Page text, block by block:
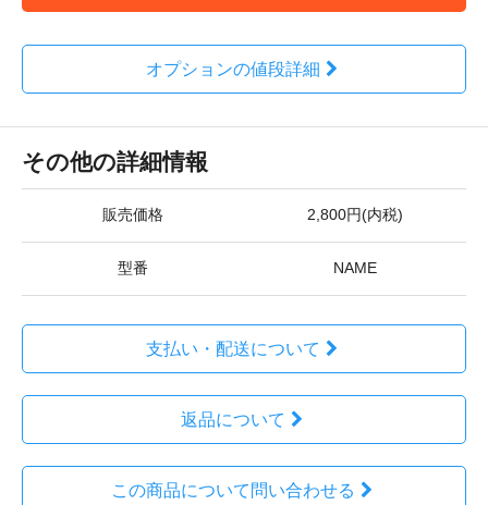
オプションの値段詳細
その他の詳細情報
販売価格 2,800円(内税)
型番 NAME
支払い・配送について
返品について
この商品について問い合わせる